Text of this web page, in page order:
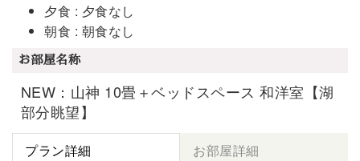
夕食 : 夕食なし
朝食 : 朝食なし
お部屋名称
NEW：山神 10畳＋ベッドスペース 和洋室【湖
部分眺望】
プラン詳細 お部屋詳細